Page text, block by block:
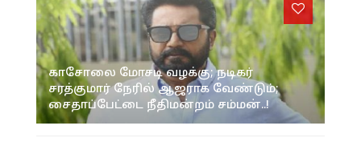
காசோலை மோசடி வழக்கு; நடிகர்
சரத்குமார் நேரில் ஆஜராக வேண்டும்;
சைதாப்பேட்டை நீதிமன்றம் சம்மன்..!